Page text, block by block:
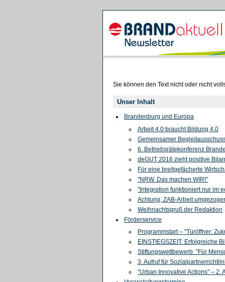
Sie können den Text nicht oder nicht
Unser Inhalt
Brandenburg und Europa
Arbeit 4.0 braucht Bildung 4.0
Gemeinsamer
6. Betriebsrätekonferenz
deGUT 2016 zieht positive
Für eine breitgefächerte
"NRW. Das machen WIR!"
"Integration funktioniert nur im
Achtung, ZAB-Arbeit
Weihnachtsgruß der Redaktion
Förderservice
Programmstart – "Türöffner:
EINSTIEGSZEIT: Erfolgreiche
Stiftungswettbewerb: "Für
3. Aufruf für
"Urban Innovative Actions" – 2.